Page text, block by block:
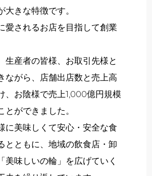
大きな特徴です。
愛されるお店を目指して創業
生産者の皆様、お取引先様と
ながら、店舗出店数と売上高
、お陰様で売上1,000億円規模
とができました。
に美味しくて安心・安全な食
とともに、地域の飲食店・卸
美味しいの輪」を広げていく